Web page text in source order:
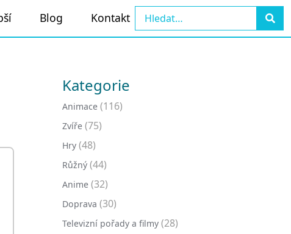
Blog Kontakt
Kategorie
Animace (116)
Zvíře (75)
Hry (48)
Růžný (44)
Anime (32)
Doprava (30)
Televizní pořady a filmy (28)